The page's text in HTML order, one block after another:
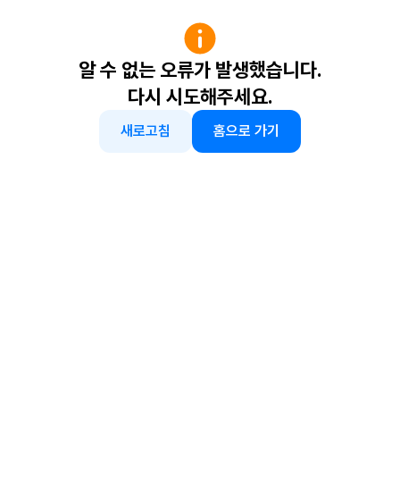
알 수 없는 오류가 발생했습니다.
다시 시도해주세요.
새로고침 홈으로 가기